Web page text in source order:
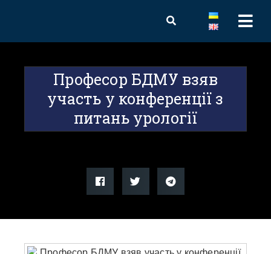
Професор БДМУ взяв
участь у конференції з
питань урології